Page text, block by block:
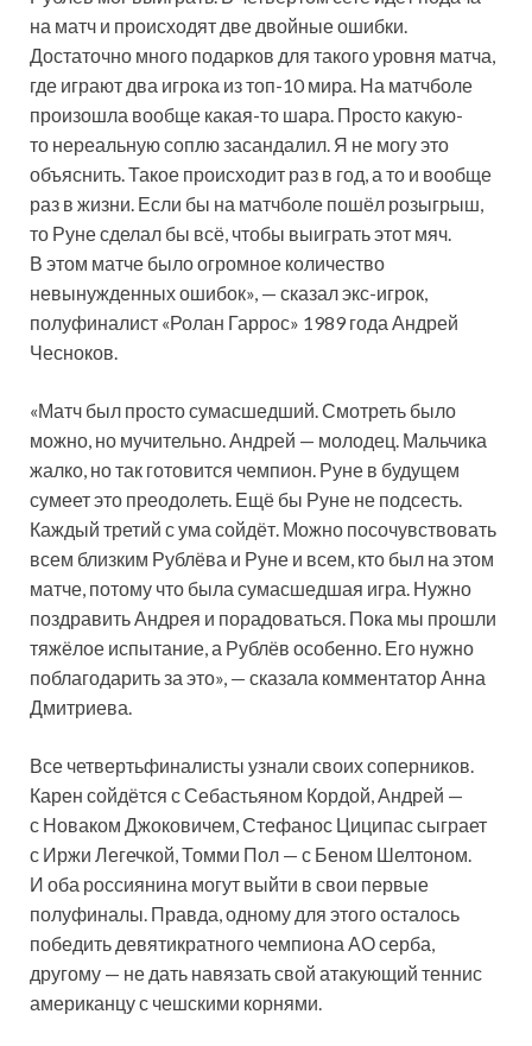
на матч и происходят две двойные ошибки.
Достаточно много подарков для такого уровня матча,
где играют два игрока из топ-10 мира. На матчболе
произошла вообще какая-то шара. Просто какую-
то нереальную соплю засандалил. Я не могу это
объяснить. Такое происходит раз в год, а то и вообще
раз в жизни. Если бы на матчболе пошёл розыгрыш,
то Руне сделал бы всё, чтобы выиграть этот мяч.
В этом матче было огромное количество
невынужденных ошибок», — сказал экс-игрок,
полуфиналист «Ролан Гаррос» 1989 года Андрей
Чесноков.
«Матч был просто сумасшедший. Смотреть было
можно, но мучительно. Андрей — молодец. Мальчика
жалко, но так готовится чемпион. Руне в будущем
сумеет это преодолеть. Ещё бы Руне не подсесть.
Каждый третий с ума сойдёт. Можно посочувствовать
всем близким Рублёва и Руне и всем, кто был на этом
матче, потому что была сумасшедшая игра. Нужно
поздравить Андрея и порадоваться. Пока мы прошли
тяжёлое испытание, а Рублёв особенно. Его нужно
поблагодарить за это», — сказала комментатор Анна
Дмитриева.
Все четвертьфиналисты узнали своих соперников.
Карен сойдётся с Себастьяном Кордой, Андрей —
с Новаком Джоковичем, Стефанос Циципас сыграет
с Иржи Легечкой, Томми Пол — с Беном Шелтоном.
И оба россиянина могут выйти в свои первые
полуфиналы. Правда, одному для этого осталось
победить девятикратного чемпиона АО серба,
другому — не дать навязать свой атакующий теннис
американцу с чешскими корнями.